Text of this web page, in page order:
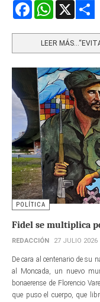
FacebookWhatsApp
LEER
POLÍTICA
Fidel se multiplica
REDACCIÓN 27 JULIO 2026
De cara al centenario de su
al Moncada, un nuevo
bonaerense de Florencio
que puso el cuerpo, que